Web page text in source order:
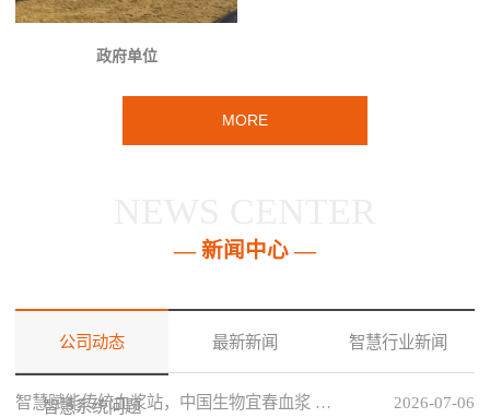
政府单位
MORE
— 新闻中心 —
公司动态 最新新闻 智慧行业新闻
智慧系统问题 2026-07-06
智慧赋能传统血浆站，中国生物宜春血浆 …